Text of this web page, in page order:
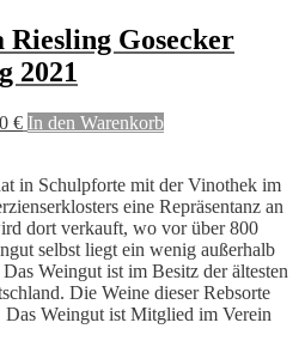
Gosecker
2021
€
€Aktueller
17,90 €.
In den Warenkorb
in Schulpforte mit der Vinothek im
eine Repräsentanz an
dort verkauft, wo vor über 800
selbst liegt ein wenig außerhalb
Weingut ist im Besitz der ältesten
Die Weine dieser Rebsorte
Das Weingut ist Mitglied im Verein